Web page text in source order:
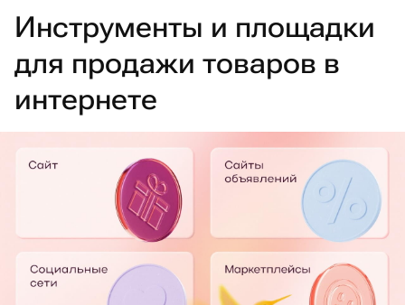
Инструменты и площадки
для продажи товаров в
интернете